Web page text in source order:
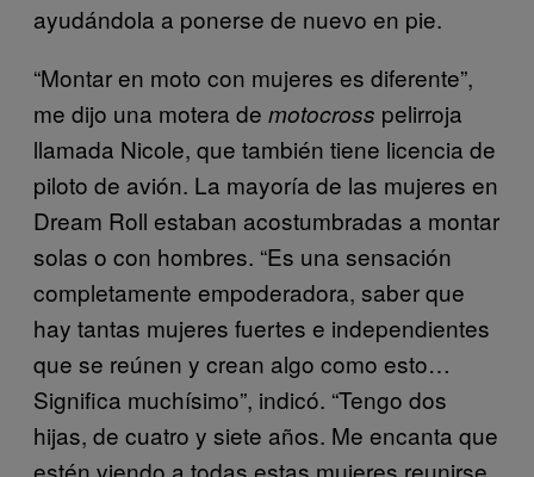
ayudándola a ponerse de nuevo en pie.
“Montar en moto con mujeres es diferente”,
me dijo una motera de motocross pelirroja
llamada Nicole, que también tiene licencia de
piloto de avión. La mayoría de las mujeres en
Dream Roll estaban acostumbradas a montar
solas o con hombres. “Es una sensación
completamente empoderadora, saber que
hay tantas mujeres fuertes e independientes
que se reúnen y crean algo como esto…
Significa muchísimo”, indicó. “Tengo dos
hijas, de cuatro y siete años. Me encanta que
estén viendo a todas estas mujeres reunirse.